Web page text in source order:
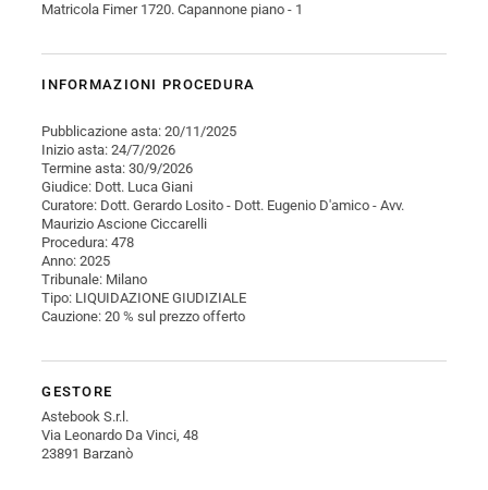
Matricola Fimer 1720. Capannone piano - 1
INFORMAZIONI PROCEDURA
Pubblicazione asta: 20/11/2025
Inizio asta: 24/7/2026
Termine asta: 30/9/2026
Giudice: Dott. Luca Giani
Curatore: Dott. Gerardo Losito - Dott. Eugenio D'amico - Avv.
Maurizio Ascione Ciccarelli
Procedura: 478
Anno: 2025
Tribunale: Milano
Tipo: LIQUIDAZIONE GIUDIZIALE
Cauzione: 20 % sul prezzo offerto
GESTORE
Astebook S.r.l.
Via Leonardo Da Vinci, 48
23891 Barzanò